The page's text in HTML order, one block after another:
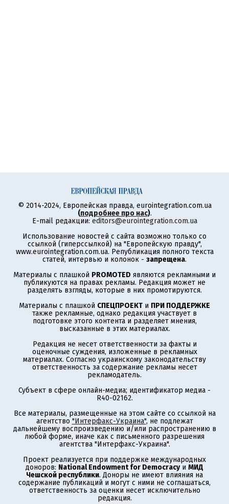
© 2014-2024, Европейская правда, eurointegration.com.ua
(подробнее про нас).
E-mail редакции: editors@eurointegration.com.ua
Использование новостей с сайта возможно только со
ссылкой (гиперссылкой) на "Европейскую правду",
www.eurointegration.com.ua. Републикация полного текста
статей, интервью и колонок - запрещена.
Материалы с плашкой PROMOTED являются рекламными и
публикуются на правах рекламы. Редакция может не
разделять взгляды, которые в них промотируются.
Материалы с плашкой СПЕЦПРОЕКТ и ПРИ ПОДДЕРЖКЕ
также рекламные, однако редакция участвует в
подготовке этого контента и разделяет мнения,
высказанные в этих материалах.
Редакция не несет ответственности за факты и
оценочные суждения, изложенные в рекламных
материалах. Согласно украинскому законодательству
ответственность за содержание рекламы несет
рекламодатель.
Субъект в сфере онлайн-медиа; идентификатор медиа -
R40-02162.
Все материалы, размещенные на этом сайте со ссылкой на
агентство "Интерфакс-Украина", не подлежат
дальнейшему воспроизведению и/или распространению в
любой форме, иначе как с письменного разрешения
агентства "Интерфакс-Украина".
Проект реализуется при поддержке международных
доноров: National Endowment for Democracyи МИД
Чешской республики. Доноры не имеют влияния на
содержание публикаций и могут с ними не соглашаться,
ответственность за оценки несет исключительно
редакция.